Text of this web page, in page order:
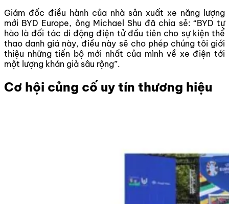
Giám đốc điều hành của nhà sản xuất xe năng lượng
mới BYD Europe, ông Michael Shu đã chia sẻ: “BYD tự
hào là đối tác di động điện tử đầu tiên cho sự kiện thể
thao danh giá này, điều này sẽ cho phép chúng tôi giới
thiệu những tiến bộ mới nhất của mình về xe điện tới
một lượng khán giả sâu rộng”.
Cơ hội củng cố uy tín thương hiệu